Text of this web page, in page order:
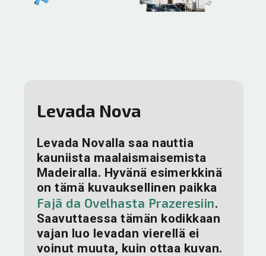
Levada Nova
Levada Novalla saa nauttia
kauniista maalaismaisemista
Madeiralla. Hyvänä esimerkkinä
on tämä kuvauksellinen paikka
Fajã da Ovelhasta Prazeresiin.
Saavuttaessa tämän kodikkaan
vajan luo levadan vierellä ei
voinut muuta, kuin ottaa kuvan.